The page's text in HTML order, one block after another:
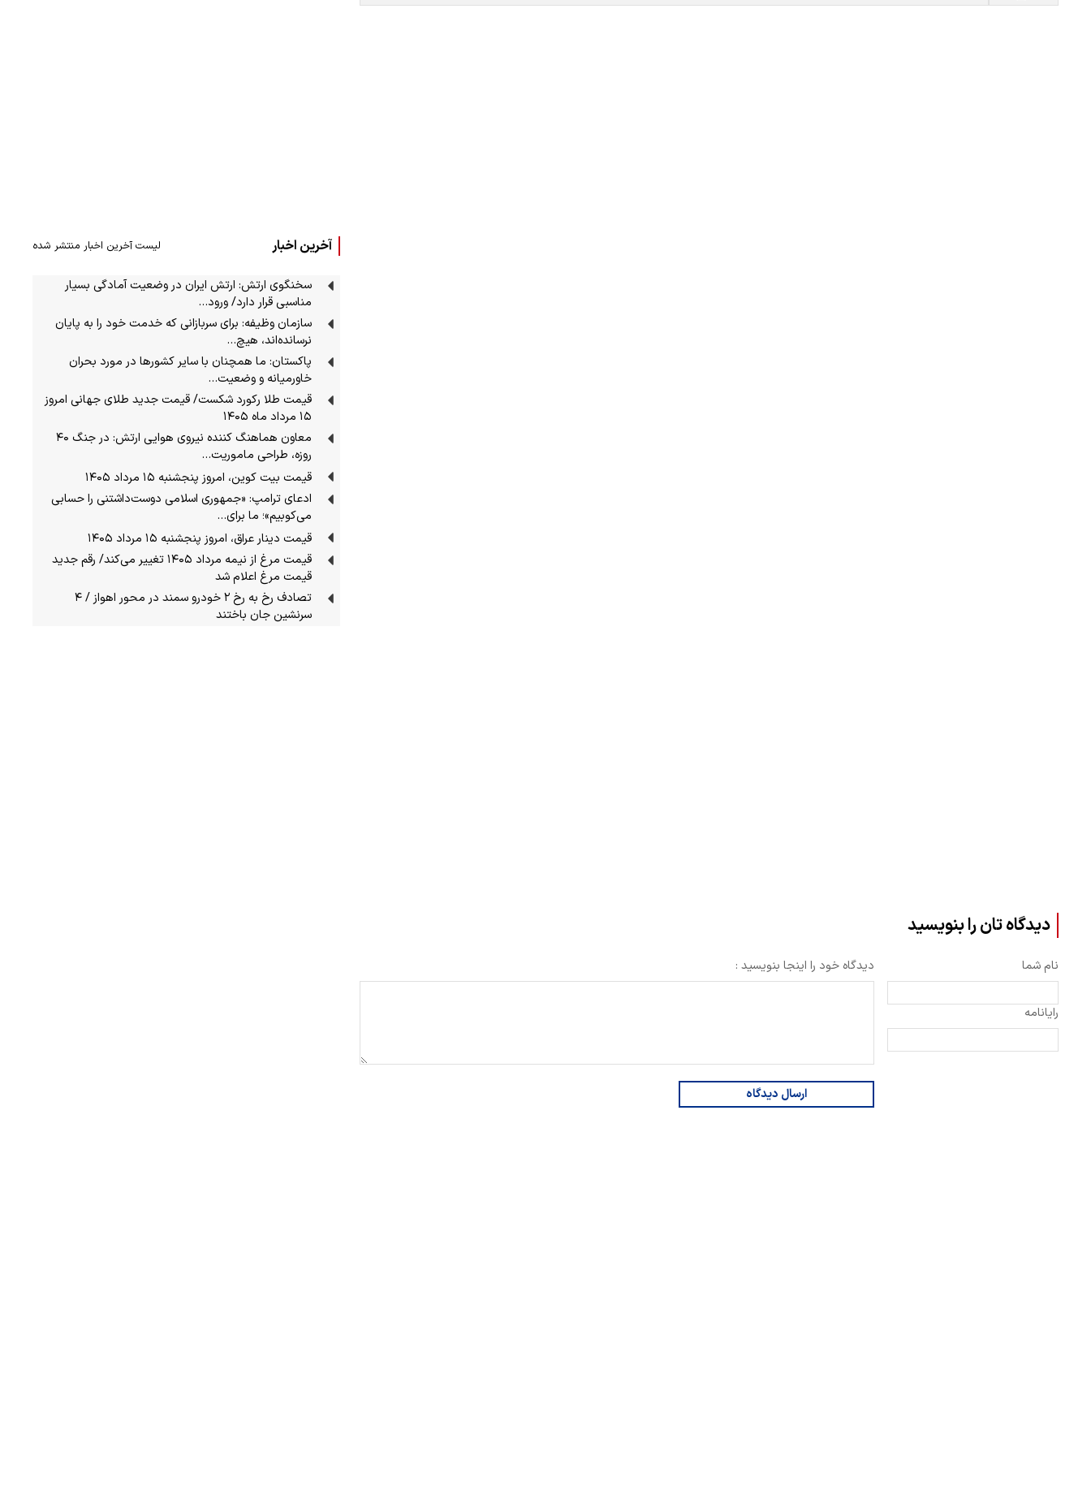
دیدگاه تان را بنویسید
نام شما
رایانامه
دیدگاه خود را اینجا بنویسید :
ارسال دیدگاه
آخرین اخبار لیست آخرین اخبار منتشر شده
سخنگوی ارتش: ارتش ایران در وضعیت آمادگی بسیار
مناسبی قرار دارد/ ورود…
سازمان وظیفه: برای سربازانی که خدمت خود را به پایان
نرسانده‌اند، هیچ…
پاکستان: ما همچنان با سایر کشورها در مورد بحران
خاورمیانه و وضعیت…
قیمت طلا رکورد شکست/ قیمت جدید طلای جهانی امروز
۱۵ مرداد ماه ۱۴۰۵
معاون هماهنگ کننده نیروی هوایی ارتش: در جنگ ۴۰
روزه، طراحی ماموریت…
قیمت بیت کوین، امروز پنجشنبه ۱۵ مرداد ۱۴۰۵
ادعای ترامپ: «جمهوری اسلامی دوست‌داشتنی را حسابی
می‌کوبیم»؛ ما برای…
قیمت دینار عراق، امروز پنجشنبه ۱۵ مرداد ۱۴۰۵
قیمت مرغ از نیمه مرداد ۱۴۰۵ تغییر می‌کند/ رقم جدید
قیمت مرغ اعلام شد
تصادف رخ به رخ ۲ خودرو سمند در محور اهواز / ۴
سرنشین جان باختند